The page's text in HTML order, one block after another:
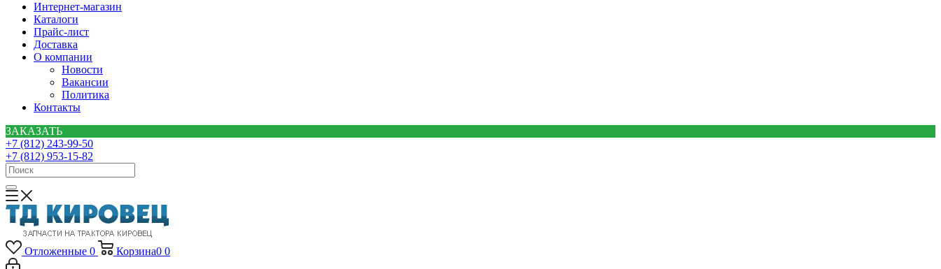
Интернет-магазин
Каталоги
Прайс-лист
Доставка
О компании
Новости
Вакансии
Политика
Контакты
ЗАКАЗАТЬ
+7 (812) 243-99-50
+7 (812) 953-15-82
Отложенные 0 Корзина0 0